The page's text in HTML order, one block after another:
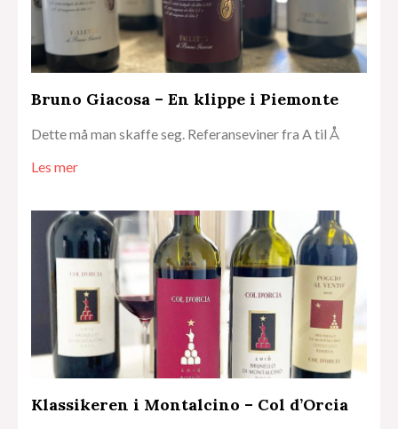
Bruno Giacosa – En klippe i Piemonte
Dette må man skaffe seg. Referanseviner fra A til Å
Les mer
Klassikeren i Montalcino – Col d’Orcia